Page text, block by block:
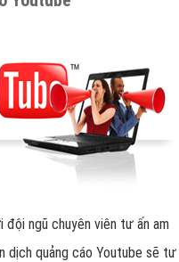
đội ngũ chuyên viên tư ấn am
dịch quảng cáo Youtube sẽ tư